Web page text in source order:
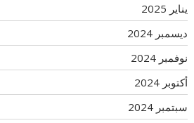
يناير 2025
ديسمبر 2024
نوفمبر 2024
أكتوبر 2024
سبتمبر 2024